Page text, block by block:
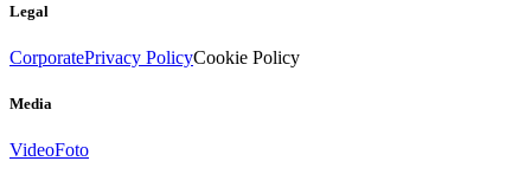
Legal
CorporatePrivacy PolicyCookie Policy
Media
VideoFoto